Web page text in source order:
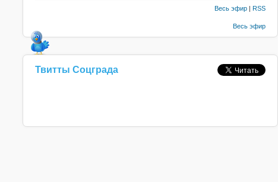
Весь эфир| RSS
Весь эфир
Твитты Соцграда